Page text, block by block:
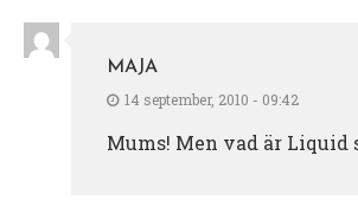
MAJA
14 september, 2010 - 09:42
Mums! Men vad är Liquid